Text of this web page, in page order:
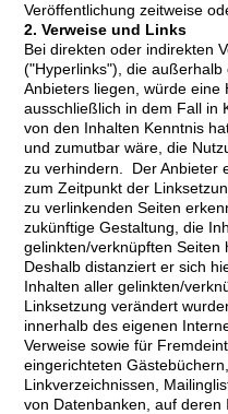
Veröffentlichung zeitweise
2. Verweise und Links
Bei direkten oder indirekten
("Hyperlinks"), die
Anbieters liegen, würde eine
ausschließlich in dem Fall in
von den Inhalten Kenntnis
und zumutbar wäre, die
zu verhindern. Der Anbieter
zum Zeitpunkt der
zu verlinkenden Seiten
zukünftige Gestaltung, die
gelinkten/verknüpften Seiten
Deshalb distanziert er sich
Inhalten aller gelinkten/
Linksetzung verändert
innerhalb des eigenen
Verweise sowie für
eingerichteten
Linkverzeichnissen,
von Datenbanken, auf